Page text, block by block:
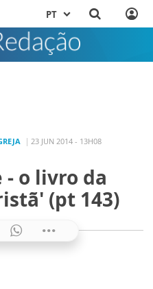
PT
23 JUN 2014 - 13H08
- o livro da
(pt 143)